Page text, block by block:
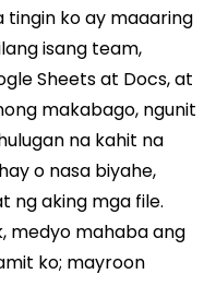
tingin ko ay maaaring
isang team,
Sheets at Docs, at
makabago, ngunit
na kahit na
o nasa biyahe,
ng aking mga file.
medyo mahaba ang
ko; mayroon